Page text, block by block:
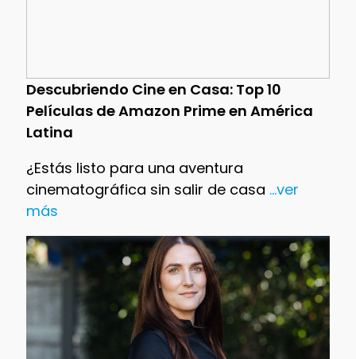
Descubriendo Cine en Casa: Top 10
Películas de Amazon Prime en América
Latina
¿Estás listo para una aventura
cinematográfica sin salir de casa ...ver
más